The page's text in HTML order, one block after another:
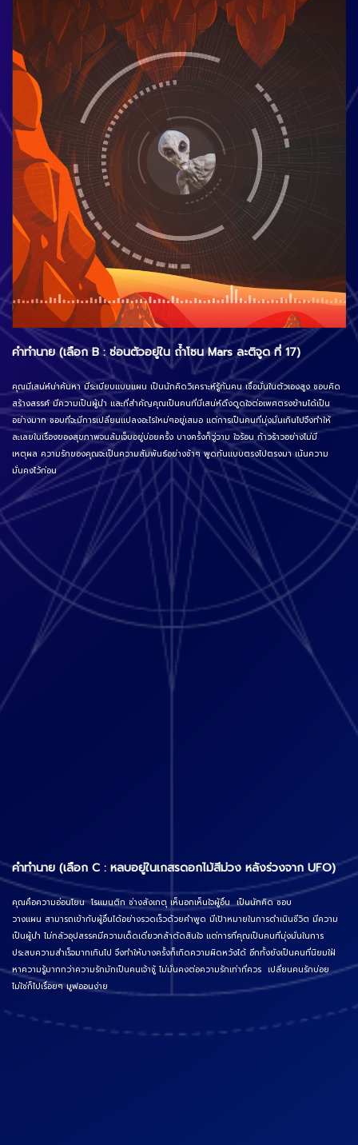
คำทำนาย (เลือก B : ซ่อนตัวอยู่ใน ถ้ำโซน Mars ละติจูด ที่ 17)
คุณมีเสน่ห์น่าค้นหา มีระเบียบแบบแผน เป็นนักคิดวิเคราะห์รู้ทันคน เชื่อมั่นในตัวเองสูง ชอบคิด
สร้างสรรค์ มีความเป็นผู้นำ และที่สำคัญคุณเป็นคนที่มีเสน่ห์ดึงดูดใจต่อเพศตรงข้ามได้เป็น
อย่างมาก ชอบที่จะมีการเปลี่ยนแปลงอะไรใหม่ๆอยู่เสมอ แต่การเป็นคนที่มุ่งมั่นเกินไปจึงทำให้
ละเลยในเรื่องของสุขภาพจนล้มเจ็บอยู่บ่อยครั้ง บางครั้งก็วู่วาม ใจร้อน ก้าวร้าวอย่างไม่มี
เหตุผล ความรักของคุณจะเป็นความสัมพันธ์อย่างช้าๆ พูดกันแบบตรงไปตรงมา เน้นความ
มั่นคงไว้ก่อน
คำทำนาย (เลือก C : หลบอยู่ในเกสรดอกไม้สีม่วง หลังร่วงจาก UFO)
คุณคือความอ่อนโยน โรแมนติก ช่างสังเกตุ เห็นอกเห็นใจผู้อื่น เป็นนักคิด ชอบ
วางแผน สามารถเข้ากับผู้อื่นได้อย่างรวดเร็วด้วยคำพูด มีเป้าหมายในการดำเนินชีวิต มีความ
เป็นผู้นำ ไม่กลัวอุปสรรคมีความเด็ดเดี่ยวกล้าตัดสินใจ แต่การที่คุณเป็นคนที่มุ่งมั่นในการ
ประสบความสำเร็จมากเกินไป จึงทำให้บางครั้งก็เกิดความผิดหวังได้ อีกทั้งยังเป็นคนที่นิยมใฝ่
หาความรู้มากกว่าความรักมักเป็นคนเจ้าชู้ ไม่มั่นคงต่อความรักเท่าที่ควร เปลี่ยนคนรักบ่อย
ไม่ใช่ก็ไปเรื่อยๆ มูฟออนง่าย